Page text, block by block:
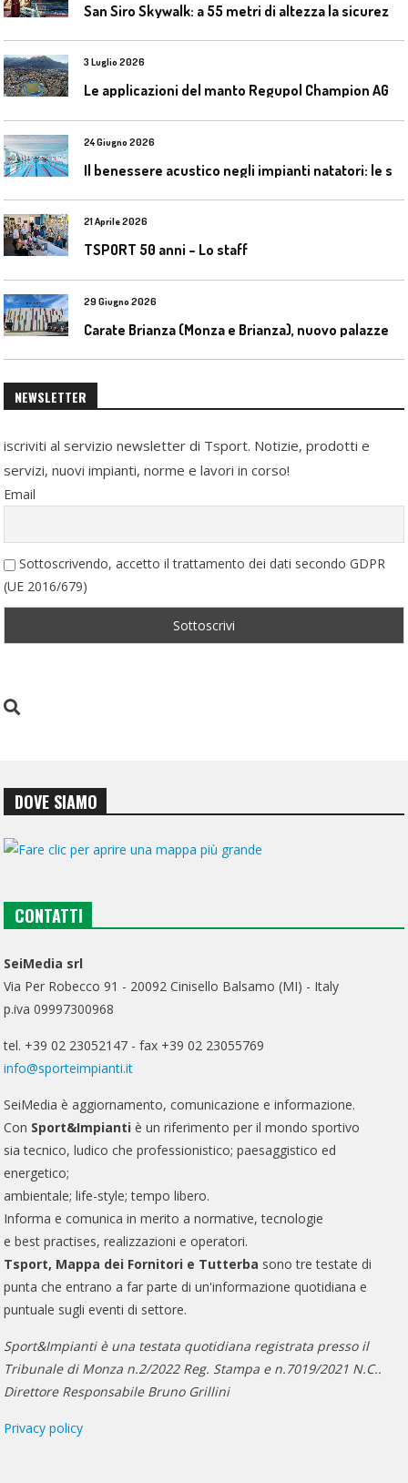
3 Luglio 2026
24 Giugno 2026
21 Aprile 2026
TSPORT 50 anni – Lo staff
29 Giugno 2026
NEWSLETTER
iscriviti al servizio newsletter di Tsport. Notizie, prodotti e
servizi, nuovi impianti, norme e lavori in corso!
Email
Sottoscrivendo, accetto il trattamento dei dati secondo GDPR
(UE 2016/679)
DOVE SIAMO
CONTATTI
SeiMedia srl
Via Per Robecco 91 - 20092 Cinisello Balsamo (MI) - Italy
p.iva 09997300968
tel. +39 02 23052147 - fax +39 02 23055769
info@sporteimpianti.it
SeiMedia è aggiornamento, comunicazione e informazione.
Con Sport&Impianti è un riferimento per il mondo sportivo
sia tecnico, ludico che professionistico; paesaggistico ed
energetico;
ambientale; life-style; tempo libero.
Informa e comunica in merito a normative, tecnologie
e best practises, realizzazioni e operatori.
Tsport, Mappa dei Fornitori e Tutterba sono tre testate di
punta che entrano a far parte di un'informazione quotidiana e
puntuale sugli eventi di settore.
Sport&Impianti è una testata quotidiana registrata presso il
Tribunale di Monza n.2/2022 Reg. Stampa e n.7019/2021 N.C..
Direttore Responsabile Bruno Grillini
Privacy policy